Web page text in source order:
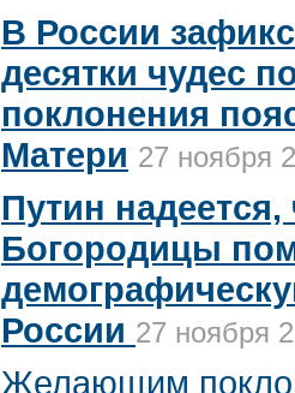
В России
десятки чудес
поклонения
Матери 27 ноября
Путин надеется,
Богородицы
России 27 ноября
Желающим